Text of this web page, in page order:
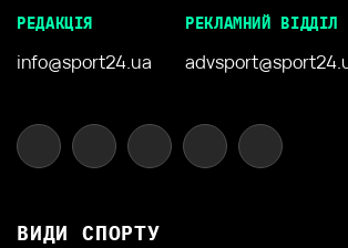
РЕДАКЦІЯ
info@sport24.ua
РЕКЛАМНИЙ ВІДДІЛ
ВИДИ СПОРТУ